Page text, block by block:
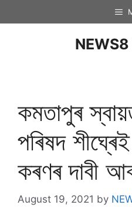
কমতাপুৰ
পৰিষদ
কৰণৰ দাবী
August 19, 2021 by